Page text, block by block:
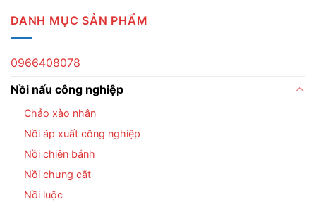
DANH MỤC SẢN PHẨM
0966408078
Nồi nấu công nghiệp
Chảo xào nhân
Nồi áp xuất công nghiệp
Nồi chiên bánh
Nồi chưng cất
Nồi luộc